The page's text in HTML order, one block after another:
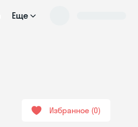
Еще
Избранное 0